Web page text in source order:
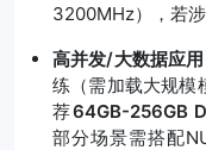
3200MHz），若
高并发/大数据应用
练（需加载大规模
荐64GB-256GB
部分场景需搭配